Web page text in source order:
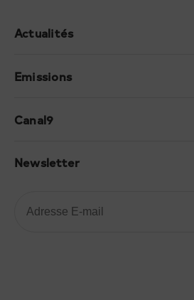
Actualités
Emissions
Canal9
Newsletter